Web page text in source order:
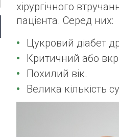
хірургічного
пацієнта. Серед них:
Цукровий діабет
Критичний або
Похилий вік.
Велика кількість